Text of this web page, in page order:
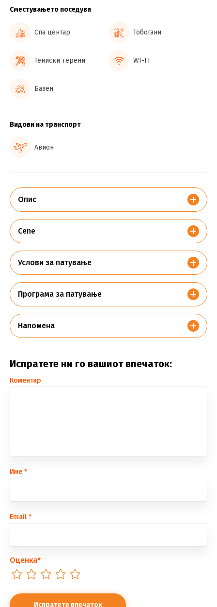
Сместувањето поседува
Спа центар Тобогани
Тениски терени WI-FI
Базен
Видови на транспорт
Авион
Опис
Cene
Услови за патување
Програма за патување
Напомена
Испратете ни го вашиот впечаток:
Коментар
Име *
Еmail *
Оценка*